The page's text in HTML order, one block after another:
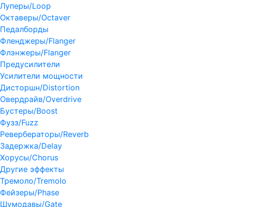
Луперы/Loop
Октаверы/Octaver
Педалборды
Фленджеры/Flanger
Флэнжеры/Flanger
Предусилители
Усилители мощности
Дисторшн/Distortion
Овердрайв/Overdrive
Бустеры/Boost
Фузз/Fuzz
Ревербераторы/Reverb
Задержка/Delay
Хорусы/Chorus
Другие эффекты
Тремоло/Tremolo
Фейзеры/Phase
Шумодавы/Gate